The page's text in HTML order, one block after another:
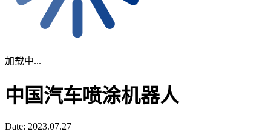
加载中...
中国汽车喷涂机器人
Date: 2023.07.27